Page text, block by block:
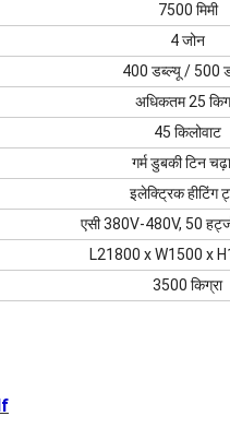
7500 मिमी
4 जोन
400 डब्ल्यू / 500
अधिकतम 25
45 किलोवाट
गर्म डुबकी टिन
इलेक्ट्रिक हीटिंग
एसी 380V-480V, 50
L21800 x W1500 x
3500 किग्रा